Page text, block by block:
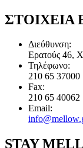
ΣΤΟΙΧΕΙΑ
Διεύθυνση:
Ερατούς 46,
Τηλέφωνο:
210 65 37000
Fax:
210 65 40062
Email:
STAY